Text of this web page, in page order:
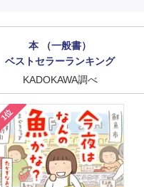
本 （一般書）
ベストセラーランキング
KADOKAWA調べ
位